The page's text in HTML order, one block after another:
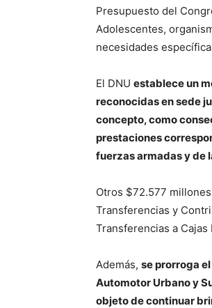
Presupuesto del
Adolescentes,
necesidades
El DNU establece un
reconocidas en sede
concepto, como
prestaciones
fuerzas armadas y de
Otros $72.577
Transferencias y
Transferencias a
Además, se prorroga
Automotor Urbano y
objeto de continuar